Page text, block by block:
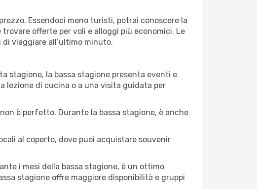
Essendoci meno turisti, potrai conoscere la
offerte per voli e alloggi più economici. Le
viaggiare all’ultimo minuto.
stagione, la bassa stagione presenta eventi e
lezione di cucina o a una visita guidata per
è perfetto. Durante la bassa stagione, è anche
al coperto, dove puoi acquistare souvenir
i mesi della bassa stagione, è un ottimo
stagione offre maggiore disponibilità e gruppi